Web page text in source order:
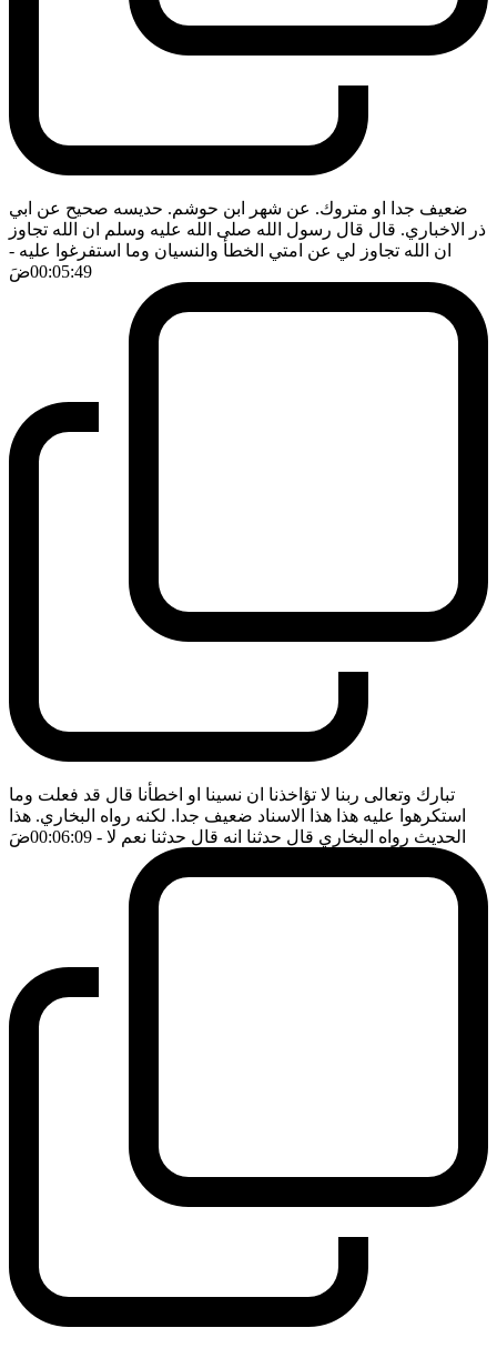
ضعيف جدا او متروك. عن شهر ابن حوشم. حديسه صحيح عن ابي
ذر الاخباري. قال قال رسول الله صلى الله عليه وسلم ان الله تجاوز
ان الله تجاوز لي عن امتي الخطأ والنسيان وما استفرغوا عليه -
00:05:49ضَ
تبارك وتعالى ربنا لا تؤاخذنا ان نسينا او اخطأنا قال قد فعلت وما
استكرهوا عليه هذا هذا الاسناد ضعيف جدا. لكنه رواه البخاري. هذا
الحديث رواه البخاري قال حدثنا انه قال حدثنا نعم لا - 00:06:09 ضَ